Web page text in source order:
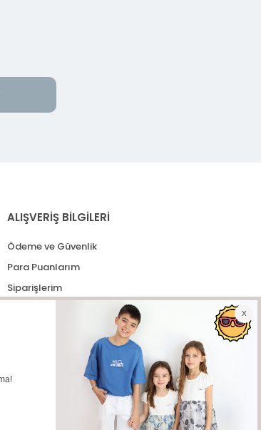
ALIŞVERİŞ BİLGİLERİ
Ödeme ve Güvenlik
Para Puanlarım
Siparişlerim